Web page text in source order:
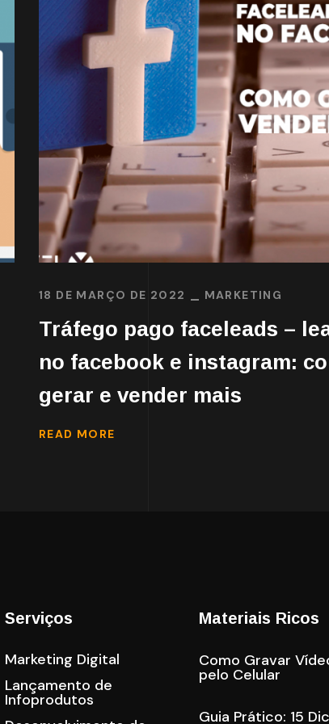
18 DE MARÇO DE 2022 MARKETING
Tráfego pago faceleads –
no facebook e instagram:
gerar e vender mais
READ MORE
Serviços
Marketing Digital
Lançamento de
Infoprodutos
Materiais Ricos
Como Gravar
pelo Celular
Guia Prático: 15